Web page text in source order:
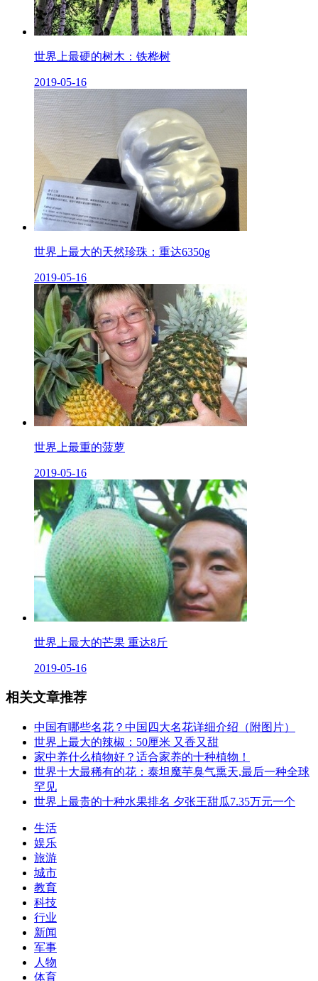
世界上最硬的树木：铁桦树
2019-05-16
世界上最大的天然珍珠：重达6350g
2019-05-16
世界上最重的菠萝
2019-05-16
世界上最大的芒果 重达8斤
2019-05-16
相关文章推荐
中国有哪些名花？中国四大名花详细介绍（附图片）
世界上最大的辣椒：50厘米 又香又甜
家中养什么植物好？适合家养的十种植物！
世界十大最稀有的花：泰坦魔芋臭气熏天,最后一种全球
罕见
世界上最贵的十种水果排名 夕张王甜瓜7.35万元一个
生活
娱乐
旅游
城市
教育
科技
行业
新闻
军事
人物
体育